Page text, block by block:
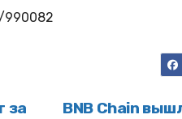
990082
BNB Chain
за